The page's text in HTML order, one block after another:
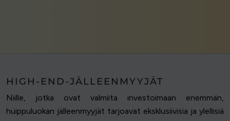
HIGH-END-JÄLLEENMYYJÄT
Niille, jotka ovat valmiita investoimaan enemmän,
huippuluokan jälleenmyyjät tarjoavat eksklusiivisia ja ylellisiä